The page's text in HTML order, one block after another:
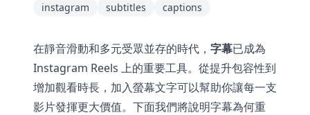
instagram subtitles captions
在靜音滑動和多元受眾並存的時代， 字幕已成為
Instagram Reels 上的重要工具。從提升包容性到
增加觀看時長，加入螢幕文字可以幫助你讓每一支
影片發揮更大價值。下面我們將說明字幕為何重